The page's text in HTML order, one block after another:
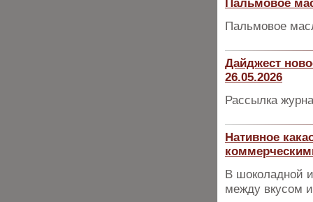
Пальмовое
Пальмовое
Дайджест
26.05.2026
Рассылка
Нативное
В шоколадной
между вкусом